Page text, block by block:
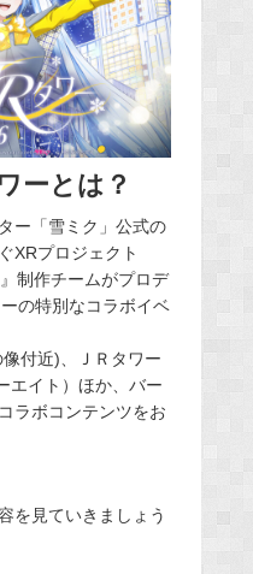
ーとは？
ー「雪ミク」公式の
XRプロジェクト
制作チームがプロデ
の特別なコラボイベ
付近)、ＪＲタワー
エイト）ほか、バー
ラボコンテンツをお
を見ていきましょう